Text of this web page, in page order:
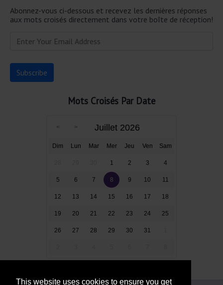
This website uses cookies to ensure you get
Abonnez-vous ci-dessous et recevez les dernières réponses
aux mots croisés directement dans votre boîte de réception!
Mots Croisés Par Date
Juillet 2026
Dim Lun Mar Mer Jeu Ven Sam
1 2 3 4
5 6 7 8 9 10 11
12 13 14 15 16 17 18
19 20 21 22 23 24 25
26 27 28 29 30 31